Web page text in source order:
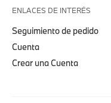
ENLACES DE INTERÉS
Seguimiento de pedido
Cuenta
Crear una Cuenta